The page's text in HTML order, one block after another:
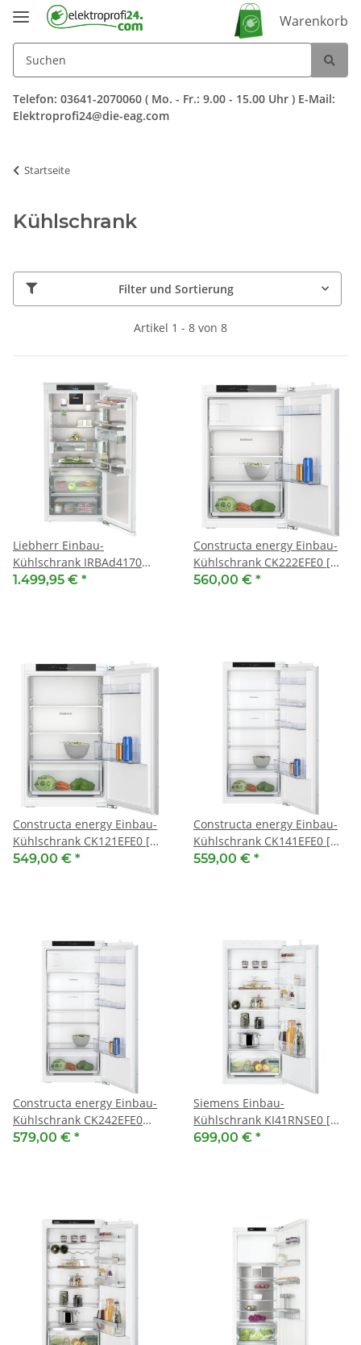
Warenkorb
Telefon: 03641-2070060 ( Mo. - Fr.: 9.00 - 15.00 Uhr ) E-Mail:
Elektroprofi24@die-eag.com
Startseite
Kühlschrank
Filter und Sortierung
Artikel 1 - 8 von 8
Liebherr Einbau-
Kühlschrank IRBAd4170
Peak [ EEK: D ] BioFresh
1.499,95 € *
Constructa energy Einbau-
Kühlschrank CK222EFE0 [
EEK: E ] mit Gefrierfach, 88 x
560,00 € *
Constructa energy Einbau-
Kühlschrank CK121EFE0 [
EEK: E ] 88 x 56 cm,
549,00 € *
Constructa energy Einbau-
Kühlschrank CK141EFE0 [
EEK: E ] 122.5 x 56 cm,
559,00 € *
Constructa energy Einbau-
Kühlschrank CK242EFE0
[EEK: E ] mit Gefrierfach,
579,00 € *
Siemens Einbau-
Kühlschrank KI41RNSE0 [
EEK: E ] 122.5 x 56 cm,
699,00 € *